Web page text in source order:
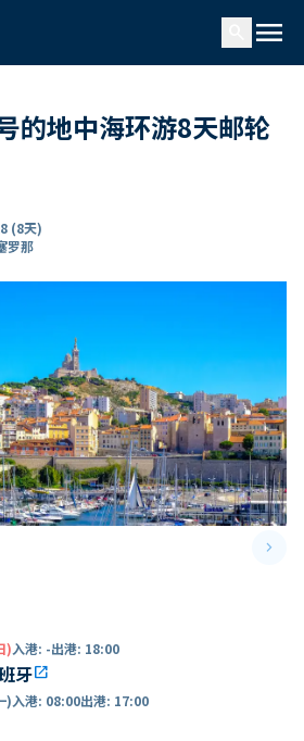
menu
的地中海环游8天邮轮
(8天)
罗那
keyboard_arrow_right
)入港: -出港: 18:00
牙open_in_new
)入港: 08:00出港: 17:00